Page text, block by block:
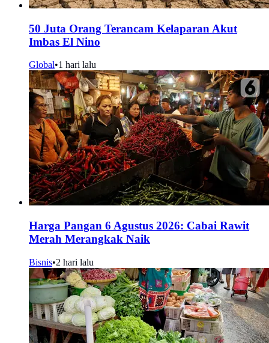
50 Juta Orang Terancam Kelaparan Akut
Imbas El Nino
Global•1 hari lalu
Harga Pangan 6 Agustus 2026: Cabai Rawit
Merah Merangkak Naik
Bisnis•2 hari lalu